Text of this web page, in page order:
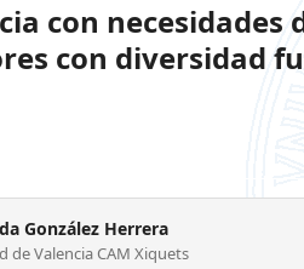
con necesidades
con diversidad
González Herrera
de Valencia CAM Xiquets